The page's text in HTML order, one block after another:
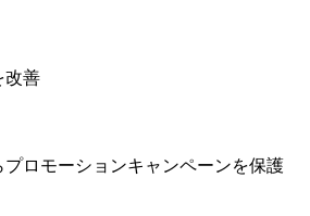
改善
ロモーションキャンペーンを保護